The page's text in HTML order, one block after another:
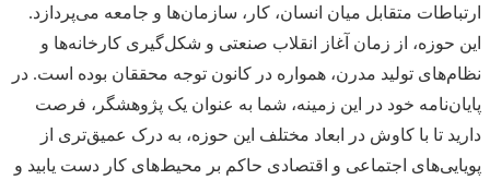
ارتباطات متقابل میان انسان، کار، سازمان‌ها و جامعه می‌پردازد.
این حوزه، از زمان آغاز انقلاب صنعتی و شکل‌گیری کارخانه‌ها و
نظام‌های تولید مدرن، همواره در کانون توجه محققان بوده است. در
پایان‌نامه خود در این زمینه، شما به عنوان یک پژوهشگر، فرصت
دارید تا با کاوش در ابعاد مختلف این حوزه، به درک عمیق‌تری از
پویایی‌های اجتماعی و اقتصادی حاکم بر محیط‌های کار دست یابید و